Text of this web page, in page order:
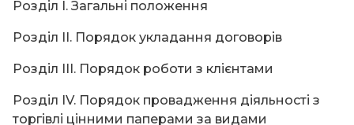
Розділ І. Загальні положення
Розділ ІІ. Порядок укладання договорів
Розділ ІІІ. Порядок роботи з клієнтами
Розділ ІV. Порядок провадження діяльності з
торгівлі цінними паперами за видами